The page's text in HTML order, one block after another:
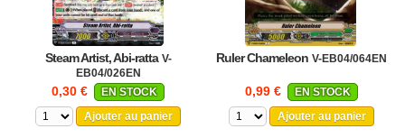
Steam Artist, Abi-ratta V-
EB04/026EN
0,30 €
EN STOCK
Ajouter au panier
Ruler Chameleon V-EB04/064EN
0,99 €
EN STOCK
Ajouter au panier